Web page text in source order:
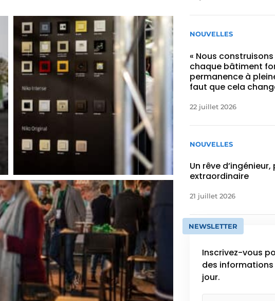
NOUVELLES
« Nous
chaque bâtiment
permanence à
faut que cela
22 juillet 2026
NOUVELLES
Un rêve
extraordinaire
21 juillet 2026
NEWSLETTER
Inscrivez-vous
des
jour.